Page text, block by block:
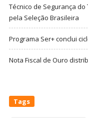
Técnico de Segurança
pela Seleção Brasileira
Programa Ser+ conclui
Nota Fiscal de Ouro
Tags